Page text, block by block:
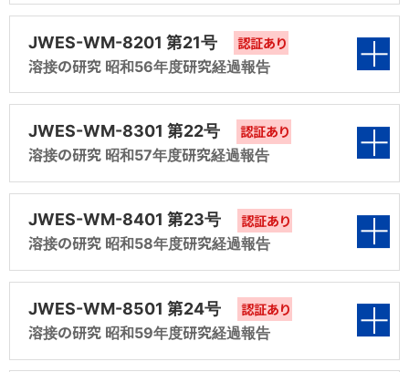
溶接・接合技術に関する7,000点以上の図書等を収蔵、
一般の溶接従事者の方もご利用できます。
ぼす影響に関する研究
第6編 溶接ヒューム関係
第7編 低温用ステンレス棒の検討及びフェライ
ト測定法
第8編 肉盛溶接材料の選び方使い方編集
第4編 溶接材料の種類を国際的視野から見直す
第5編 “肉盛溶接材料の選び方・使い方”の編
第6編 サブマージアーク溶接部の水素測定法の
検討
第7編 ヒューム発生量の測定方法の確立と化学
的分析方法の検討
第8編 溶接材料関係規格表現の統一的関連の
検討
接棒に関する研究
第4編 溶接に及ぼす塗料の影響の編集
第5編 溶接材料の水分測定法
第6編 シールドガス組成がステンレス溶接金属
特性に及ぼす影響に関する研究
第7編 溶接材料の種類を国際的視野から見直す
第8編 溶接材料関係規格の統一的関連の検討
第2編 溶接金属の水素測定法の研究
第3編 シールドガス組成がステンレス鋼溶接金
属特性に及ぼす影響に関する研究
第4編 高合金鋼溶接ヒュームに関する検討
第5編 硬化肉盛用被覆アーク溶接棒規格に関す
る検討
第6編 溶接材料の種類を国際的視野から見直す
第7編 塗装鋼板溶接部の気孔試験法
（昭和54年度共研第1分科会報告）
第2編 溶接金属の水素測定法の研究（昭和54
年度共研第2分科会報告）
第3編 軟鋼及び50キロ高張力鋼用アーク溶接
用フラックス入りワイヤの規格に関する検討
（昭和54年度共研第3分科会報告）
第4編 高合金鋼溶接ヒュームに関する検討（昭
（昭和55年度共研第1分科会報告）
第2編 溶接金属の水素測定法の研究（昭和55
年度共研第2分科会報告）
第3編 混合ガス溶接の規格化のための検討
（昭和55年度共研第3分科会報告）
JWES-WM-8201 第21号 認証あり
溶接の研究 昭和56年度研究経過報告
分に関する研究 － JISの見直し（昭和56年度 共
研第1分科会報告）
第2編 ガスシールドアーク溶接用鋼ワイヤ規格
JWES-WM-8301 第22号 認証あり
溶接の研究 昭和57年度研究経過報告
JWES-WM-8401 第23号 認証あり
溶接の研究 昭和58年度研究経過報告
JWES-WM-8501 第24号 認証あり
溶接の研究 昭和59年度研究経過報告